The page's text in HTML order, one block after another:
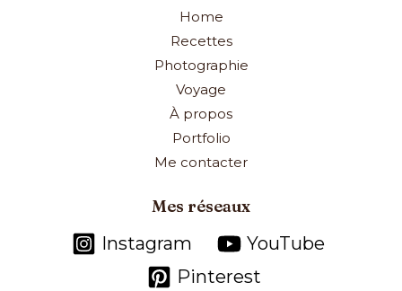
Home
Recettes
Photographie
Voyage
À propos
Portfolio
Me contacter
Mes réseaux
Instagram
YouTube
Pinterest